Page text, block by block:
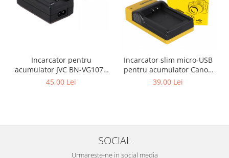
Incarcator pentru
acumulator JVC BN-VG107e
Patona
45,00 Lei
Incarcator slim micro-USB
pentru acumulator Canon
LP-E10 Patona
39,00 Lei
SOCIAL
Urmareste-ne in social media